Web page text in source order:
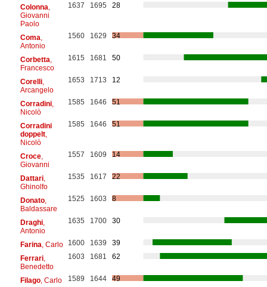
Colonna
Giovanni
Paolo
1637 1695 28
Coma
Antonio
1560 1629 34
Corbetta
Francesco
1615 1681 50
Corelli,
Arcangelo
1653 1713 12
Corradini,
Nicolò
1585 1646 51
Corradini
doppelt,
Nicolò
1585 1646 51
Croce,
Giovanni
1557 1609 14
Dattari,
Ghinolfo
1535 1617 22
Donato,
Baldassare
1525 1603 8
Draghi,
Antonio
1635 1700 30
Farina , Carlo 1600 1639
39
Ferrari,
Benedetto
1603 1681 62
Filago, Carlo 1589 1644
49